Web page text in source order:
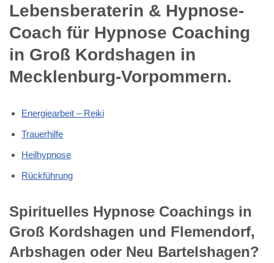
Lebensberaterin & Hypnose-
Coach für Hypnose Coaching
in Groß Kordshagen in
Mecklenburg-Vorpommern.
Energiearbeit – Reiki
Trauerhilfe
Heilhypnose
Rückführung
Spirituelles Hypnose Coachings in
Groß Kordshagen und Flemendorf,
Arbshagen oder Neu Bartelshagen?